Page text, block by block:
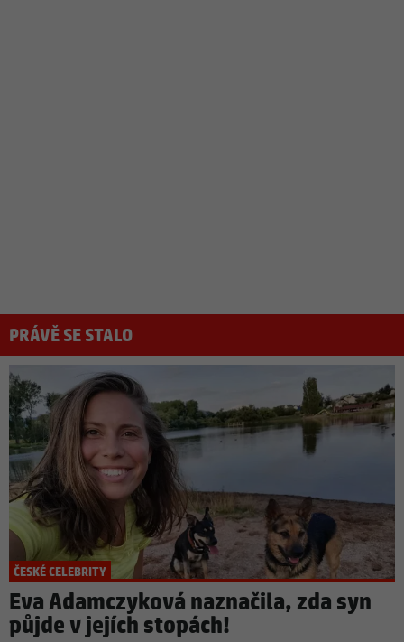
PRÁVĚ SE STALO
ČESKÉ CELEBRITY
Eva Adamczyková naznačila, zda syn
půjde v jejích stopách!